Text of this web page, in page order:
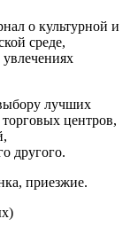
о культурной и
среде,
лучших
центров,
другого.
приезжие.